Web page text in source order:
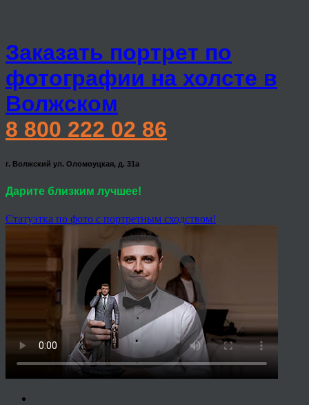
Заказать портрет по
фотографии на холсте в
Волжском
8 800 222 02 86
г. Волжский ул. Оломоуцкая, д. 31а
Дарите близким лучшее!
Статуэтка по фото с портретным сходством!